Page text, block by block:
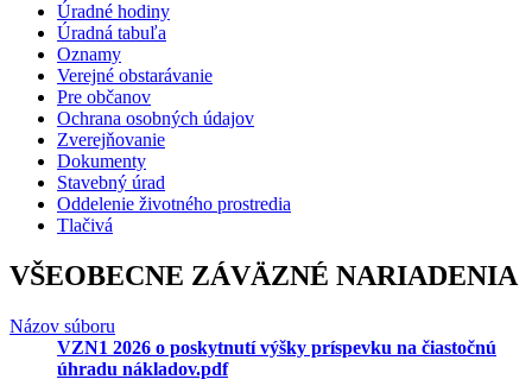
Úradné hodiny
Úradná tabuľa
Oznamy
Verejné obstarávanie
Pre občanov
Ochrana osobných údajov
Zverejňovanie
Dokumenty
Stavebný úrad
Oddelenie životného prostredia
Tlačivá
VŠEOBECNE ZÁVÄZNÉ NARIADENIA
Názov súboru
VZN1 2026 o poskytnutí výšky príspevku na čiastočnú
úhradu nákladov.pdf